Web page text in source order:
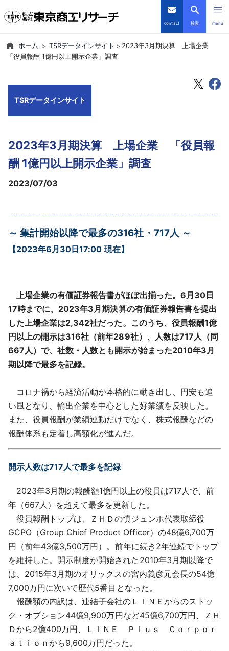
contact 検索 menu
倒産・注目企業情報
会社案内
導入事例
採用情報
English
ホーム TSRデータインサイト
2023年3月期決算 上場企業
「役員報酬 1億円以上開示企業」調査
TSRデータインサイト
2023年3月期決算 上場企業 「役員報
酬 1億円以上開示企業」調査
2023/07/03
～ 集計開始以降で最多の316社・717人 ～
【2023年6月30日17:00 現在】
上場企業の有価証券報告書がほぼ出揃った。6月30日
17時までに、2023年3月期決算の有価証券報告書を提出
した上場企業は2,342社だった。このうち、役員報酬1億
円以上の開示は316社（前年289社）、人数は717人（同
667人）で、社数・人数とも開示が始まった2010年3月
期以降で最多を記録。
コロナ禍から経済活動が本格的に動き出し、円安も追
い風となり、輸出企業を中心とした好業績を反映した。
また、役員報酬が業績連動だけでなく、株式報酬などの
報酬体系も定着し高額化が進んだ。
開示人数は717人で最多を記録
2023年3月期の報酬額1億円以上の役員は717人で、前
年（667人）を超えて最多を更新した。
役員報酬トップは、ＺＨＤの慎ジュンホ代表取締役
GCPO（Group Chief Product Officer）の48億6,700万
円（前年43億3,500万円）。前年に続き2年連続でトップ
を維持した。開示制度が開始された2010年3月期以降で
は、2015年3月期のオリックスの宮内義彦元会長の54億
7,000万円に次いで歴代5番目となった。
報酬額の内訳は、連結子会社のＬＩＮＥからのストッ
ク・オプション44億9,900万円など45億6,700万円、ＺＨ
Ｄから2億400万円、ＬＩＮＥ Ｐｌｕｓ Ｃｏｒｐｏｒ
ａｔｉｏｎから9,600万円だった。